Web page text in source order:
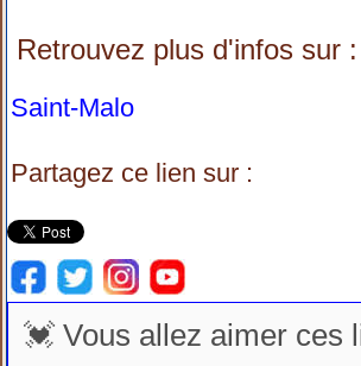
Retrouvez plus d'infos sur :
Saint-Malo
Partagez ce lien sur :
💓 Vous allez aimer ces